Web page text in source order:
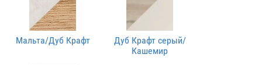
Мальта/Дуб Крафт
Дуб Крафт серый/
Кашемир